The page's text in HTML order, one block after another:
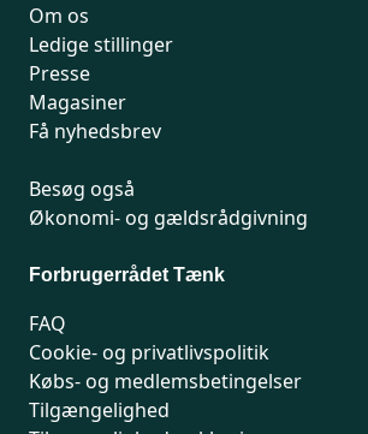
Om os
Ledige stillinger
Presse
Magasiner
Få nyhedsbrev
Besøg også
Økonomi- og gældsrådgivning
Forbrugerrådet Tænk
FAQ
Cookie- og privatlivspolitik
Købs- og medlemsbetingelser
Tilgængelighed